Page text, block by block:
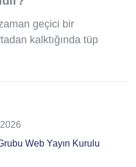
geçici bir
kalktığında tüp
Web Yayın Kurulu